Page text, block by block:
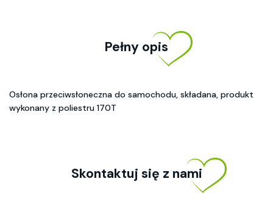
Pełny opis
Osłona przeciwsłoneczna do samochodu, składana, produkt
wykonany z poliestru 170T
Skontaktuj się z nami